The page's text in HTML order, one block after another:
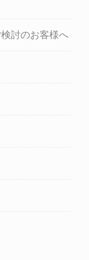
討のお客様へ